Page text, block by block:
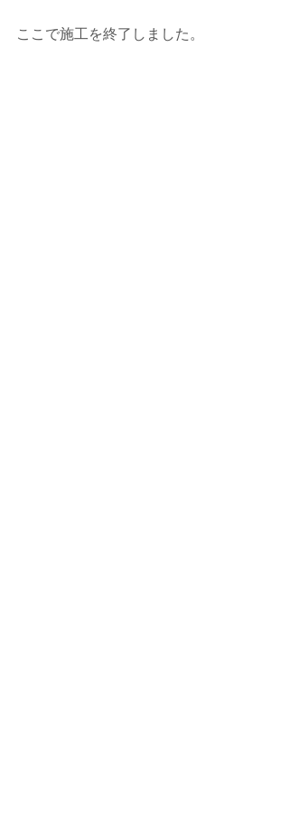
ここで施工を終了しました。